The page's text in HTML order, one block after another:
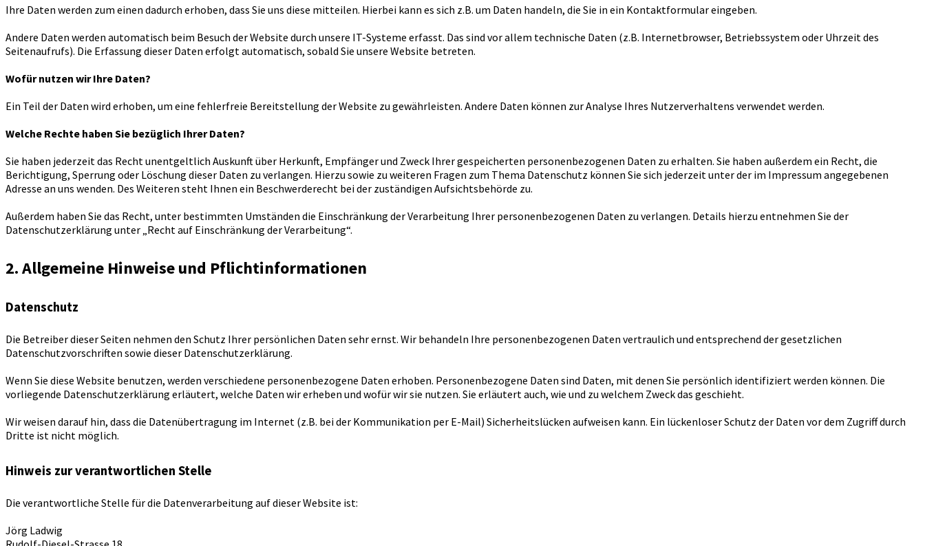
Ihre Daten werden zum einen dadurch erhoben, dass Sie uns diese mitteilen. Hierbei kann es sich z.B. um Daten handeln, die Sie in ein Kontaktformular eingeben.
Andere Daten werden automatisch beim Besuch der Website durch unsere IT-Systeme erfasst. Das sind vor allem technische Daten (z.B. Internetbrowser, Betriebssystem oder Uhrzeit des
Seitenaufrufs). Die Erfassung dieser Daten erfolgt automatisch, sobald Sie unsere Website betreten.
Wofür nutzen wir Ihre Daten?
Ein Teil der Daten wird erhoben, um eine fehlerfreie Bereitstellung der Website zu gewährleisten. Andere Daten können zur Analyse Ihres Nutzerverhaltens verwendet werden.
Welche Rechte haben Sie bezüglich Ihrer Daten?
Sie haben jederzeit das Recht unentgeltlich Auskunft über Herkunft, Empfänger und Zweck Ihrer gespeicherten personenbezogenen Daten zu erhalten. Sie haben außerdem ein Recht, die
Berichtigung, Sperrung oder Löschung dieser Daten zu verlangen. Hierzu sowie zu weiteren Fragen zum Thema Datenschutz können Sie sich jederzeit unter der im Impressum angegebenen
Adresse an uns wenden. Des Weiteren steht Ihnen ein Beschwerderecht bei der zuständigen Aufsichtsbehörde zu.
Außerdem haben Sie das Recht, unter bestimmten Umständen die Einschränkung der Verarbeitung Ihrer personenbezogenen Daten zu verlangen. Details hierzu entnehmen Sie der
Datenschutzerklärung unter „Recht auf Einschränkung der Verarbeitung“.
2. Allgemeine Hinweise und Pflichtinformationen
Datenschutz
Die Betreiber dieser Seiten nehmen den Schutz Ihrer persönlichen Daten sehr ernst. Wir behandeln Ihre personenbezogenen Daten vertraulich und entsprechend der gesetzlichen
Datenschutzvorschriften sowie dieser Datenschutzerklärung.
Wenn Sie diese Website benutzen, werden verschiedene personenbezogene Daten erhoben. Personenbezogene Daten sind Daten, mit denen Sie persönlich identifiziert werden können. Die
vorliegende Datenschutzerklärung erläutert, welche Daten wir erheben und wofür wir sie nutzen. Sie erläutert auch, wie und zu welchem Zweck das geschieht.
Wir weisen darauf hin, dass die Datenübertragung im Internet (z.B. bei der Kommunikation per E-Mail) Sicherheitslücken aufweisen kann. Ein lückenloser Schutz der Daten vor dem Zugriff durch
Dritte ist nicht möglich.
Hinweis zur verantwortlichen Stelle
Die verantwortliche Stelle für die Datenverarbeitung auf dieser Website ist:
Jörg Ladwig